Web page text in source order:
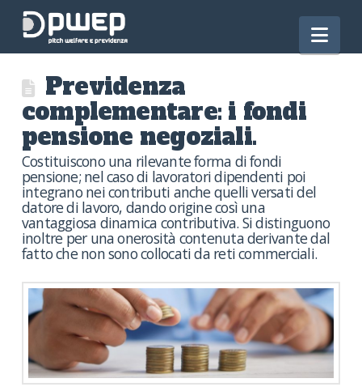
Previdenza
complementare: i fondi
pensione negoziali.
Costituiscono una rilevante forma di fondi
pensione; nel caso di lavoratori dipendenti poi
integrano nei contributi anche quelli versati del
datore di lavoro, dando origine così una
vantaggiosa dinamica contributiva. Si distinguono
inoltre per una onerosità contenuta derivante dal
fatto che non sono collocati da reti commerciali.